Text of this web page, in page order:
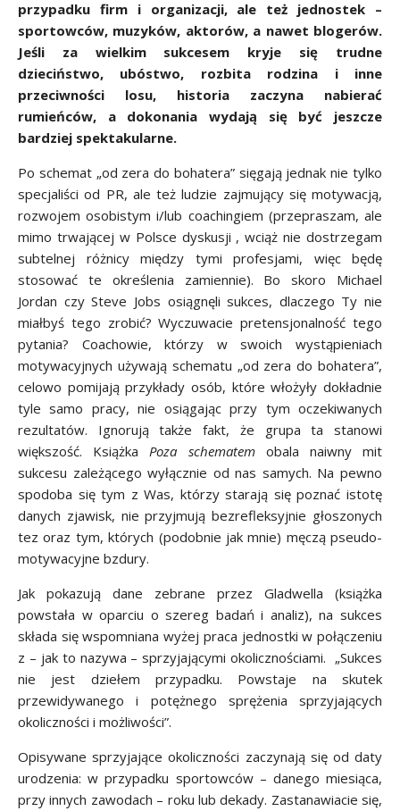
przypadku firm i organizacji, ale też jednostek –
sportowców, muzyków, aktorów, a nawet blogerów.
Jeśli za wielkim sukcesem kryje się trudne
dzieciństwo, ubóstwo, rozbita rodzina i inne
przeciwności losu, historia zaczyna nabierać
rumieńców, a dokonania wydają się być jeszcze
bardziej spektakularne.
Po schemat „od zera do bohatera” sięgają jednak nie tylko
specjaliści od PR, ale też ludzie zajmujący się motywacją,
rozwojem osobistym i/lub coachingiem (przepraszam, ale
mimo trwającej w Polsce dyskusji , wciąż nie dostrzegam
subtelnej różnicy między tymi profesjami, więc będę
stosować te określenia zamiennie). Bo skoro Michael
Jordan czy Steve Jobs osiągnęli sukces, dlaczego Ty nie
miałbyś tego zrobić? Wyczuwacie pretensjonalność tego
pytania? Coachowie, którzy w swoich wystąpieniach
motywacyjnych używają schematu „od zera do bohatera”,
celowo pomijają przykłady osób, które włożyły dokładnie
tyle samo pracy, nie osiągając przy tym oczekiwanych
rezultatów. Ignorują także fakt, że grupa ta stanowi
większość. KsiążkaPoza schematemobala naiwny mit
sukcesu zależącego wyłącznie od nas samych. Na pewno
spodoba się tym z Was, którzy starają się poznać istotę
danych zjawisk, nie przyjmują bezrefleksyjnie głoszonych
tez oraz tym, których (podobnie jak mnie) męczą pseudo-
motywacyjne bzdury.
Jak pokazują dane zebrane przez Gladwella (książka
powstała w oparciu o szereg badań i analiz), na sukces
składa się wspomniana wyżej praca jednostki w połączeniu
z – jak to nazywa – sprzyjającymi okolicznościami. „Sukces
nie jest dziełem przypadku. Powstaje na skutek
przewidywanego i potężnego sprężenia sprzyjających
okoliczności i możliwości”.
Opisywane sprzyjające okoliczności zaczynają się od daty
urodzenia: w przypadku sportowców – danego miesiąca,
przy innych zawodach – roku lub dekady. Zastanawiacie się,